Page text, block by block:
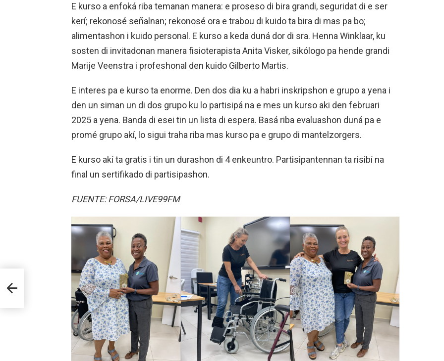
E kurso a enfoká riba temanan manera: e proseso di bira grandi, seguridat di e ser
kerí; rekonosé señalnan; rekonosé ora e trabou di kuido ta bira di mas pa bo;
alimentashon i kuido personal. E kurso a keda duná dor di sra. Henna Winklaar, ku
sosten di invitadonan manera fisioterapista Anita Visker, sikólogo pa hende grandi
Marije Veenstra i profeshonal den kuido Gilberto Martis.
E interes pa e kurso ta enorme. Den dos dia ku a habri inskripshon e grupo a yena i
den un siman un di dos grupo ku lo partisipá na e mes un kurso aki den februari
2025 a yena. Banda di esei tin un lista di espera. Basá riba evaluashon duná pa e
promé grupo akí, lo sigui traha riba mas kurso pa e grupo di mantelzorgers.
E kurso akí ta gratis i tin un durashon di 4 enkeuntro. Partisipantennan ta risibí na
final un sertifikado di partisipashon.
FUENTE: FORSA/LIVE99FM